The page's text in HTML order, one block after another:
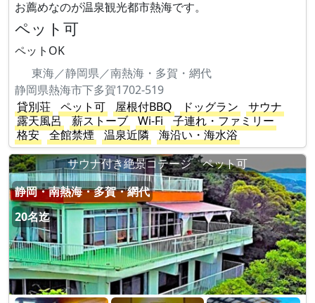
お薦めなのが温泉観光都市熱海です。
ペット可
ペットOK
東海／静岡県／南熱海・多賀・網代
静岡県熱海市下多賀1702-519
貸別荘
ペット可 屋根付BBQ ドッグラン
サウナ
露天風呂
薪ストーブ Wi-Fi
子連れ・ファミリー
格安
全館禁煙 温泉近隣
海沿い・海水浴
サウナ付き絶景コテージ ペット可
静岡・南熱海・多賀・網代
20名迄